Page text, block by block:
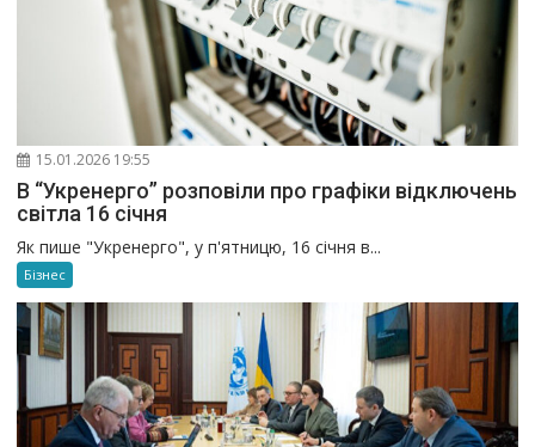
15.01.2026 19:55
В “Укренерго” розповіли про графіки відключень
світла 16 січня
Як пише "Укренерго", у п'ятницю, 16 січня в...
Бізнес